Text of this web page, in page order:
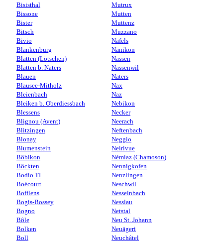
Bisisthal
Bissone
Bister
Bitsch
Bivio
Blankenburg
Blatten (Lötschen)
Blatten b. Naters
Blauen
Blausee-Mitholz
Bleienbach
Bleiken b. Oberdiessbach
Blessens
Blignou (Ayent)
Blitzingen
Blonay
Blumenstein
Böbikon
Böckten
Bodio TI
Boécourt
Bofflens
Bogis-Bossey
Bogno
Bôle
Bolken
Boll
Mutrux
Mutten
Muttenz
Muzzano
Näfels
Nänikon
Nassen
Nassenwil
Naters
Nax
Naz
Nebikon
Necker
Neerach
Neftenbach
Neggio
Neirivue
Némiaz (Chamoson)
Nennigkofen
Nenzlingen
Neschwil
Nesselnbach
Nesslau
Netstal
Neu St. Johann
Neuägeri
Neuchâtel